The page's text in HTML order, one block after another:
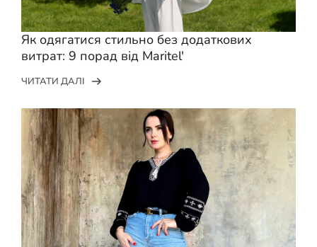
Як одягатися стильно без додаткових
витрат: 9 порад від Maritel'
ЧИТАТИ ДАЛІ